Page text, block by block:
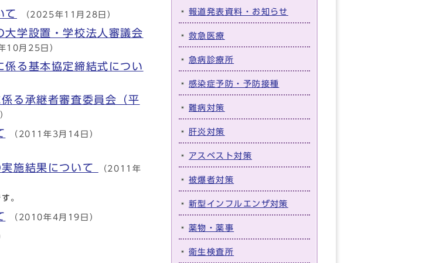
て （2025年11月28日）
大学設置・学校法人審議会
10月25日）
る基本協定締結式につい
る承継者審査委員会（平
（2011年3月14日）
施結果について
（2011年
。
（2010年4月19日）
報道発表資料・お知らせ
救急医療
急病診療所
感染症予防・予防接種
難病対策
肝炎対策
アスベスト対策
被爆者対策
新型インフルエンザ対策
薬物・薬事
衛生検査所